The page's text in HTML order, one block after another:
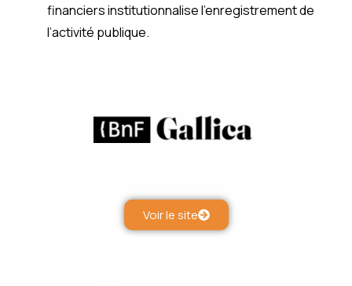
financiers institutionnalise l’enregistrement de
l’activité publique.
Voir le site